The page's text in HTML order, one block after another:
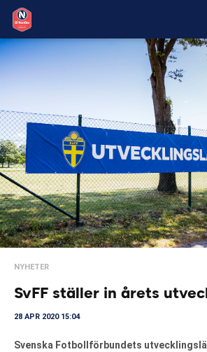
NYHETER
SvFF ställer in årets
28 APR 2020 15:04
Svenska Fotbollförbundets